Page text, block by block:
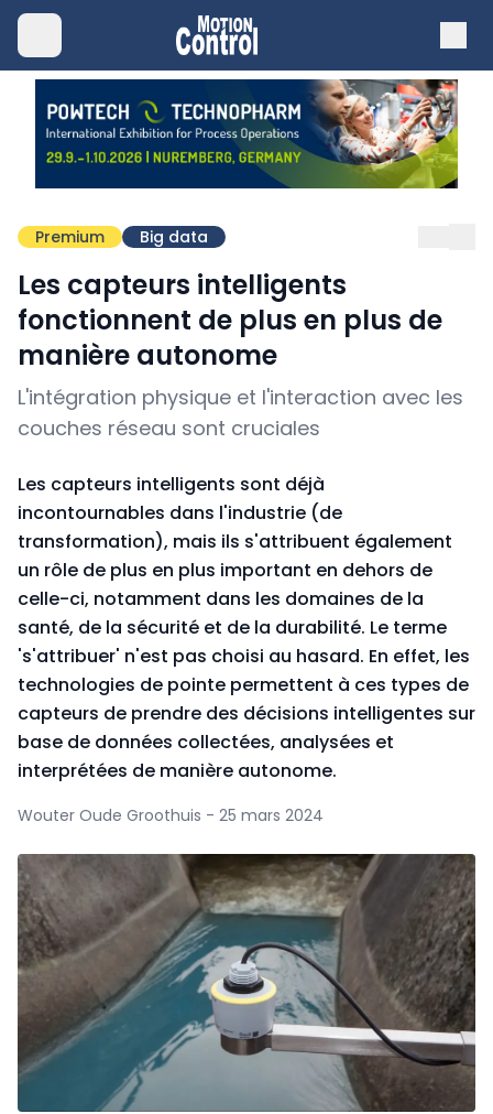
Premium Big data
Les capteurs intelligents
fonctionnent de plus en plus de
manière autonome
L'intégration physique et l'interaction avec les
couches réseau sont cruciales
Les capteurs intelligents sont déjà
incontournables dans l'industrie (de
transformation), mais ils s'attribuent également
un rôle de plus en plus important en dehors de
celle-ci, notamment dans les domaines de la
santé, de la sécurité et de la durabilité. Le terme
's'attribuer' n'est pas choisi au hasard. En effet, les
technologies de pointe permettent à ces types de
capteurs de prendre des décisions intelligentes sur
base de données collectées, analysées et
interprétées de manière autonome.
Wouter Oude Groothuis - 25 mars 2024